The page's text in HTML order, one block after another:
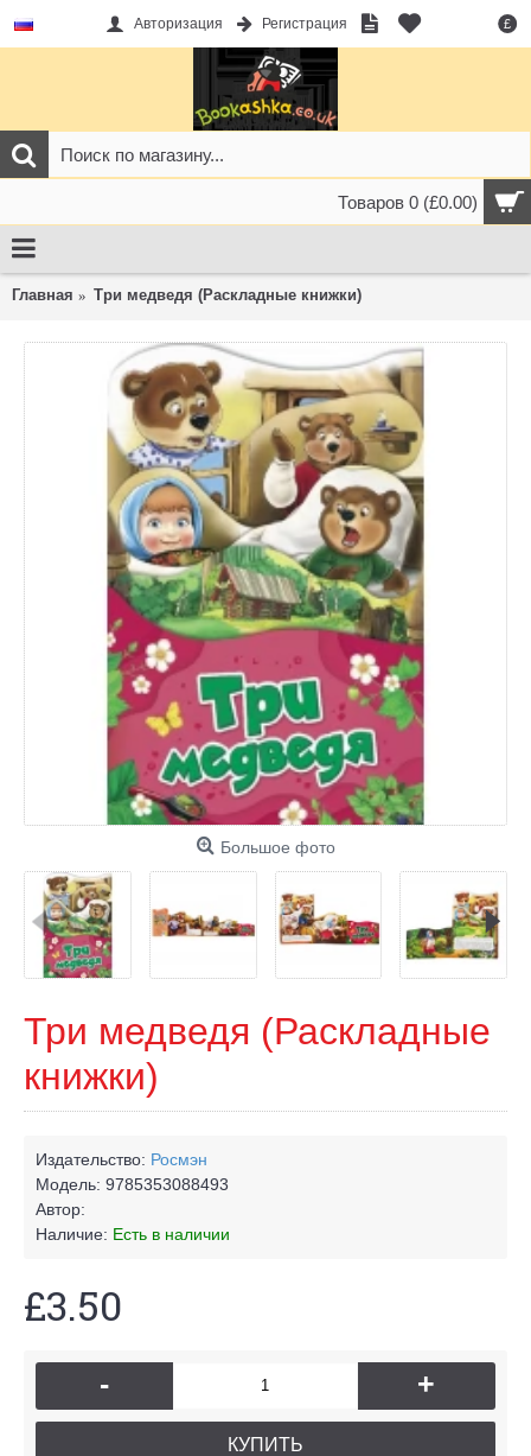
£
Авторизация Регистрация
Товаров 0 (£0.00)
Главная Три медведя (Раскладные книжки)
Большое фото
Три медведя (Раскладные
книжки)
Издательство: Росмэн
Модель: 9785353088493
Автор:
Наличие: Есть в наличии
£3.50
- +
КУПИТЬ